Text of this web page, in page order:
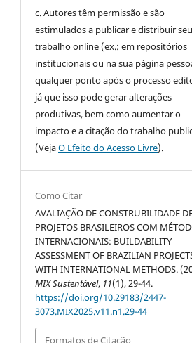
c. Autores têm permissão e são
estimulados a publicar e distribuir seu
trabalho online (ex.: em repositórios
institucionais ou na sua página
qualquer ponto após o processo
já que isso pode gerar alterações
produtivas, bem como aumentar o
impacto e a citação do trabalho
(VejaO Efeito do Acesso Livre).
Como Citar
AVALIAÇÃO DE CONSTRUBILIDADE
PROJETOS BRASILEIROS COM
INTERNACIONAIS: BUILDABILITY
ASSESSMENT OF BRAZILIAN
WITH INTERNATIONAL METHODS.
MIX Sustentável, 11(1), 29-44.
https://doi.org/10.29183/2447-
3073.MIX2025.v11.n1.29-44
Formatos de Citação